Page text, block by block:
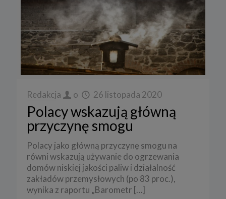
Redakcja o 26 listopada 2020
Polacy wskazują główną
przyczynę smogu
Polacy jako główną przyczynę smogu na
równi wskazują używanie do ogrzewania
domów niskiej jakości paliw i działalność
zakładów przemysłowych (po 83 proc.),
wynika z raportu „Barometr […]